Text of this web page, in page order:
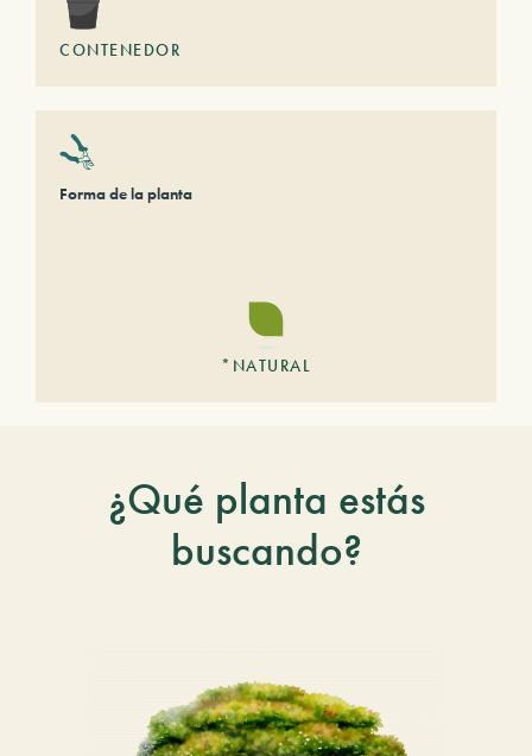
CONTENEDOR
Forma de la planta
*NATURAL
¿Qué planta estás
buscando?